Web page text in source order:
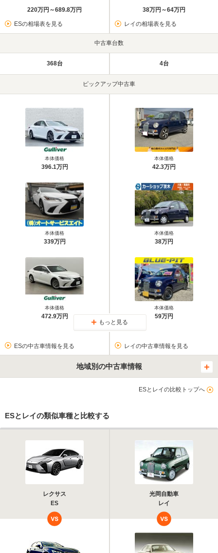
220万円～689.8万円
ESの相場表を見る
38万円～64万円
レイの相場表を見る
中古車台数
368台 4台
ピックアップ中古車
本体価格
396.1万円
本体価格
339万円
本体価格
472.9万円
本体価格
42.3万円
本体価格
38万円
本体価格
59万円
もっと見る
ESの中古車情報を見る レイの中古車情報を見る
地域別の中古車情報
ESとレイの比較トップへ
ESとレイの類似車種と比較する
レクサス
ES
光岡自動車
レイ